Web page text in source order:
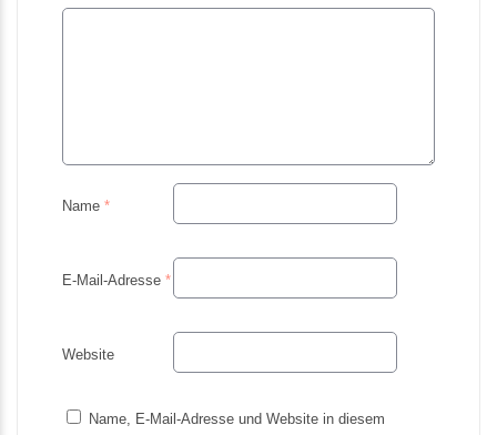
Name *
E-Mail-Adresse *
Website
Name, E-Mail-Adresse und Website in diesem